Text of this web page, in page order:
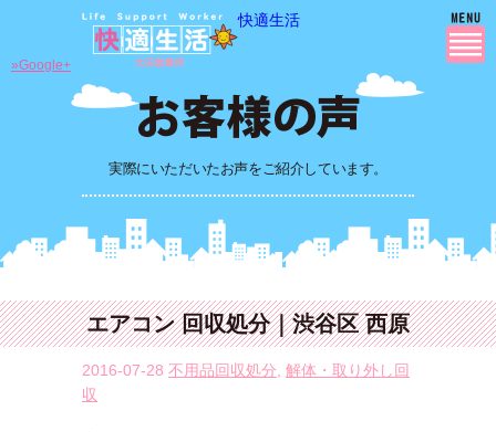
快適生活
実際にいただいたお声をご紹介しています。
»Google+
エアコン 回収処分｜渋谷区 西原
2016-07-28 不用品回収処分 解体・取り外し回
収